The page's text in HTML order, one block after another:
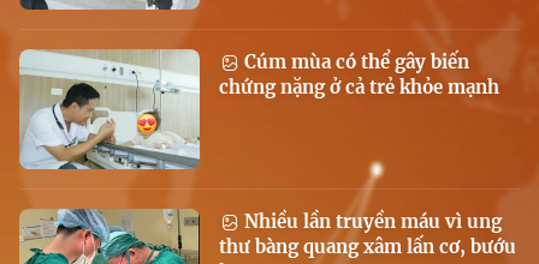
Cúm mùa có thể gây biến
chứng nặng ở cả trẻ khỏe mạnh
Nhiều lần truyền máu vì ung
thư bàng quang xâm lấn cơ, bướu